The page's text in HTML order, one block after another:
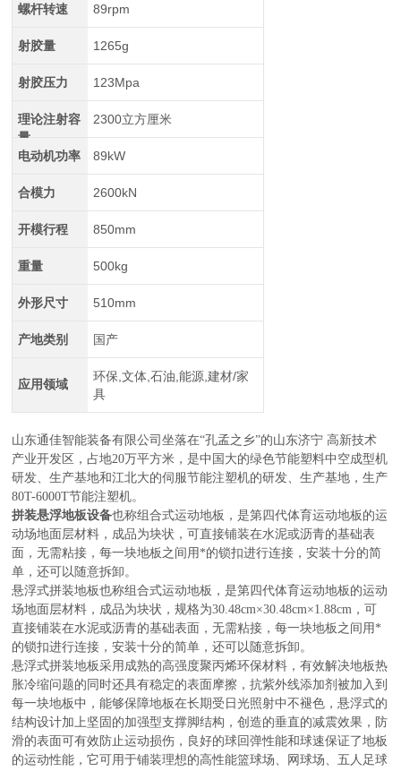
螺杆转速 89rpm
射胶量 1265g
射胶压力 123Mpa
理论注射容
量
2300立方厘米
电动机功率 89kW
合模力 2600kN
开模行程 850mm
重量 500kg
外形尺寸 510mm
产地类别 国产
应用领域
环保,文体,石油,能源,建材/家
具
山东通佳智能装备有限公司坐落在“孔孟之乡”的山东济宁 高新技术
产业开发区，占地20万平方米，是中国大的绿色节能塑料中空成型机
研发、生产基地和江北大的伺服节能注塑机的研发、生产基地，生产
80T-6000T节能注塑机。
拼装悬浮地板设备也称组合式运动地板，是第四代体育运动地板的运
动场地面层材料，成品为块状，可直接铺装在水泥或沥青的基础表
面，无需粘接，每一块地板之间用*的锁扣进行连接，安装十分的简
单，还可以随意拆卸。
悬浮式拼装地板也称组合式运动地板，是第四代体育运动地板的运动
场地面层材料，成品为块状，规格为30.48cm×30.48cm×1.88cm ，可
直接铺装在水泥或沥青的基础表面，无需粘接，每一块地板之间用*
的锁扣进行连接，安装十分的简单，还可以随意拆卸。
悬浮式拼装地板采用成熟的高强度聚丙烯环保材料，有效解决地板热
胀冷缩问题的同时还具有稳定的表面摩擦，抗紫外线添加剂被加入到
每一块地板中，能够保障地板在长期受日光照射中不褪色，悬浮式的
结构设计加上坚固的加强型支撑脚结构，创造的垂直的减震效果，防
滑的表面可有效防止运动损伤，良好的球回弹性能和球速保证了地板
的运动性能，它可用于铺装理想的高性能篮球场、网球场、五人足球